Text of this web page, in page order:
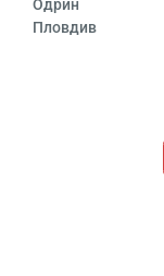
Одрин
Пловдив